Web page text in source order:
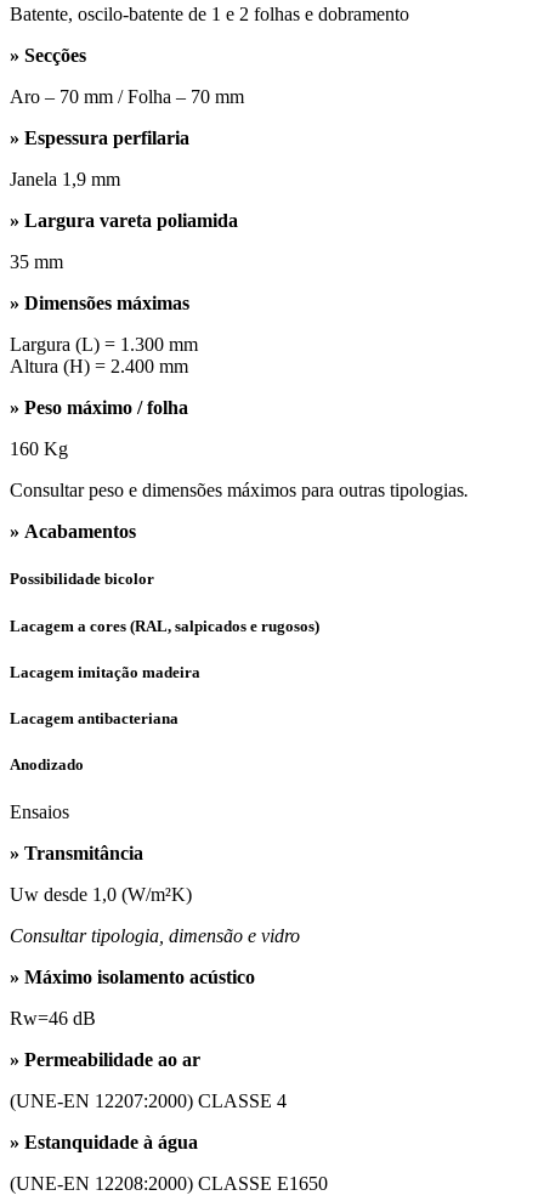
Batente, oscilo-batente de 1 e 2 folhas e dobramento
» Secções
Aro – 70 mm / Folha – 70 mm
» Espessura perfilaria
Janela 1,9 mm
» Largura vareta poliamida
35 mm
» Dimensões máximas
Largura (L) = 1.300 mm
Altura (H) = 2.400 mm
» Peso máximo / folha
160 Kg
Consultar peso e dimensões máximos para outras tipologias.
» Acabamentos
Possibilidade bicolor
Lacagem a cores (RAL, salpicados e rugosos)
Lacagem imitação madeira
Lacagem antibacteriana
Anodizado
Ensaios
» Transmitância
Uw desde 1,0 (W/m²K)
Consultar tipologia, dimensão e vidro
» Máximo isolamento acústico
Rw=46 dB
» Permeabilidade ao ar
(UNE-EN 12207:2000) CLASSE 4
» Estanquidade à água
(UNE-EN 12208:2000) CLASSE E1650